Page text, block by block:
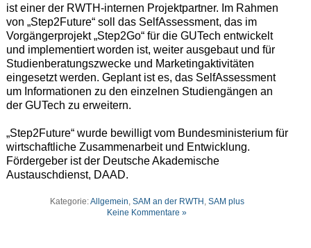
ist einer der RWTH-internen Projektpartner. Im Rahmen
von „Step2Future“ soll das SelfAssessment, das im
Vorgängerprojekt „Step2Go“ für die GUTech entwickelt
und implementiert worden ist, weiter ausgebaut und für
Studienberatungszwecke und Marketingaktivitäten
eingesetzt werden. Geplant ist es, das SelfAssessment
um Informationen zu den einzelnen Studiengängen an
der GUTech zu erweitern.
„Step2Future“ wurde bewilligt vom Bundesministerium für
wirtschaftliche Zusammenarbeit und Entwicklung.
Fördergeber ist der Deutsche Akademische
Austauschdienst, DAAD.
Kategorie:Allgemein, SAM an der RWTH , SAM plus
Keine Kommentare »